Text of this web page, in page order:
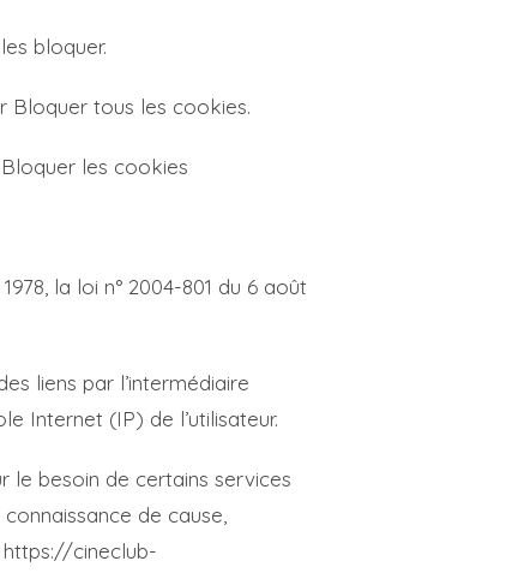
bloquer.
Bloquer tous les cookies.
les cookies
la loi n° 2004-801 du 6 août
liens par l’intermédiaire
Internet (IP) de l’utilisateur.
le besoin de certains services
de cause,
https://cineclub-